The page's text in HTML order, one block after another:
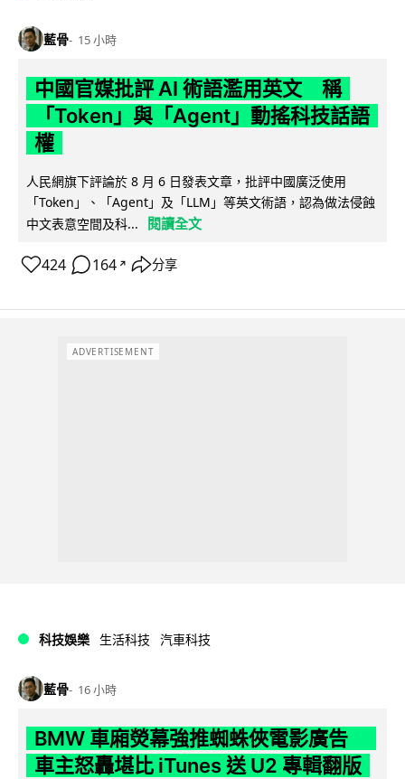
藍骨 15 小時
中國官媒批評 AI 術語濫用英文 稱
「Token」與「Agent」動搖科技話語
權
人民網旗下評論於 8 月 6 日發表文章，批評中國廣泛使用
「Token」、「Agent」及「LLM」等英文術語，認為做法侵蝕
中文表意空間及科...
閱讀全文
424 164 ↗ 分享
ADVERTISEMENT
科技娛樂 生活科技 汽車科技
藍骨 16 小時
BMW 車廂熒幕強推蜘蛛俠電影廣告
車主怒轟堪比 iTunes 送 U2 專輯翻版